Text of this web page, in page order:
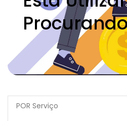
PROCURAND
POR Serviço